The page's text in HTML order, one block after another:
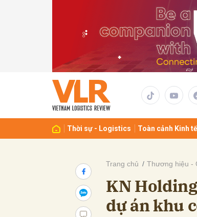
Thời sự - Logistics Toàn cảnh Kinh tế
Trang chủ Thương hiệu -
KN
dự án khu